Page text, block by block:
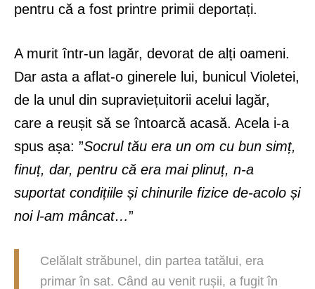
pentru că a fost printre primii deportați.
A murit într-un lagăr, devorat de alți oameni.
Dar asta a aflat-o ginerele lui, bunicul Violetei,
de la unul din supraviețuitorii acelui lagăr,
care a reușit să se întoarcă acasă. Acela i-a
spus așa: ”Socrul tău era un om cu bun simț,
finuț, dar, pentru că era mai plinuț, n-a
suportat condițiile și chinurile fizice de-acolo și
noi l-am mâncat…”
Celălalt străbunel, din partea tatălui, era
primar în sat. Când au venit rușii, a fugit în